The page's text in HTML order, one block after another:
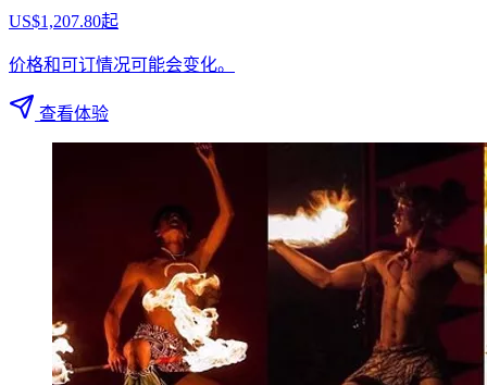
US$1,207.80起
价格和可订情况可能会变化。
查看体验